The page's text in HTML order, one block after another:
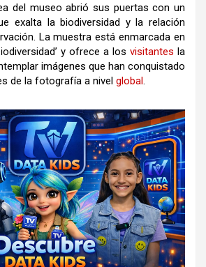
del museo abrió sus puertas con un
exalta la biodiversidad y la relación
La muestra está enmarcada en
y ofrece a los visitantes la
imágenes que han conquistado
de la fotografía a nivel global.